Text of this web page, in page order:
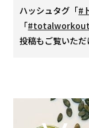
ハッシュタグ「#
「#totalworkout
投稿もご覧いただ